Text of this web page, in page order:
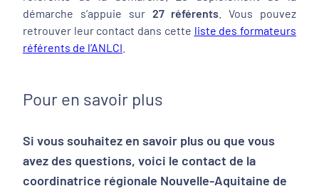
démarche s’appuie sur 27 référents . Vous pouvez
retrouver leur contact dans cette liste des formateurs
référents de l’ANLCI
Pour en savoir plus
Si vous souhaitez en savoir plus ou que vous
avez des questions, voici le contact de la
coordinatrice régionale Nouvelle-Aquitaine de